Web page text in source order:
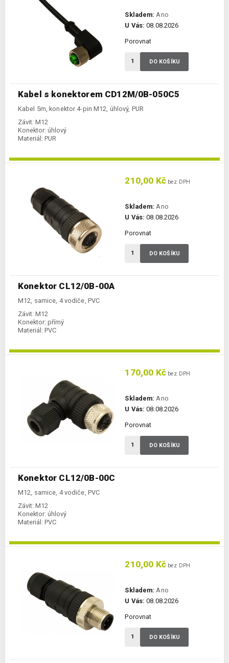
Kabel s konektorem CD12M/0B-050C5
Kabel 5m, konektor 4-pin M12, úhlový, PUR
Závit: M12
Konektor: úhlový
Materiál: PUR
Skladem: Ano
U Vás: 08.08.2026
Porovnat
DO KOŠÍKU
Konektor CL12/0B-00A
M12, samice, 4 vodiče, PVC
Závit: M12
Konektor: přímý
Materiál: PVC
210,00 Kč bez DPH
Skladem: Ano
U Vás: 08.08.2026
Porovnat
DO KOŠÍKU
Konektor CL12/0B-00C
M12, samice, 4 vodiče, PVC
Závit: M12
Konektor: úhlový
Materiál: PVC
170,00 Kč bez DPH
Skladem: Ano
U Vás: 08.08.2026
Porovnat
DO KOŠÍKU
210,00 Kč bez DPH
Skladem: Ano
U Vás: 08.08.2026
Porovnat
DO KOŠÍKU